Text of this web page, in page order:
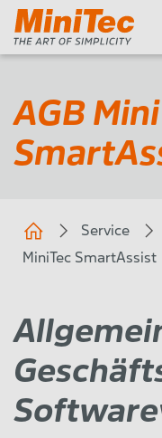
AGB
Service
MiniTec SmartAssist